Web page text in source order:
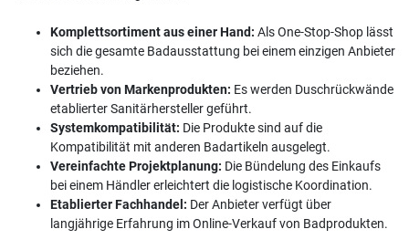
Komplettsortiment aus einer Hand: Als One-Stop-Shop lässt
sich die gesamte Badausstattung bei einem einzigen Anbieter
beziehen.
Vertrieb von Markenprodukten: Es werden Duschrückwände
etablierter Sanitärhersteller geführt.
Systemkompatibilität: Die Produkte sind auf die
Kompatibilität mit anderen Badartikeln ausgelegt.
Vereinfachte Projektplanung: Die Bündelung des Einkaufs
bei einem Händler erleichtert die logistische Koordination.
Etablierter Fachhandel: Der Anbieter verfügt über
langjährige Erfahrung im Online-Verkauf von Badprodukten.